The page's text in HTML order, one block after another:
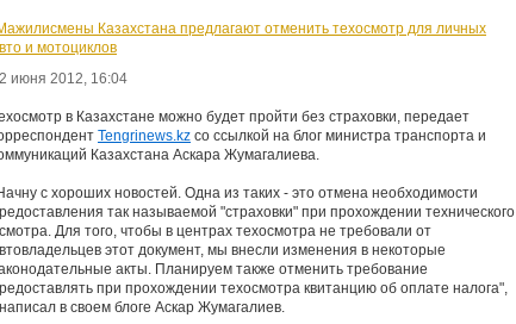
Казахстана предлагают отменить техосмотр для личных
и мотоциклов
июня 2012, 16:04
в Казахстане можно будет пройти без страховки, передает
Tengrinews.kz со ссылкой на блог министра транспорта и
Казахстана Аскара Жумагалиева.
с хороших новостей. Одна из таких - это отмена необходимости
так называемой "страховки" при прохождении технического
Для того, чтобы в центрах техосмотра не требовали от
этот документ, мы внесли изменения в некоторые
акты. Планируем также отменить требование
при прохождении техосмотра квитанцию об оплате налога",
в своем блоге Аскар Жумагалиев.